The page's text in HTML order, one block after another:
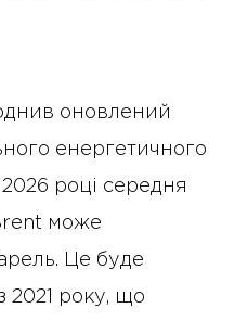
оновлений
енергетичного
році середня
може
Це буде
2021 року, що